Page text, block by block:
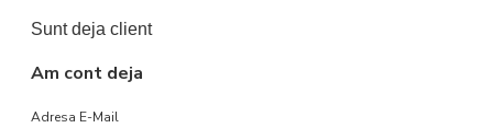
Sunt deja client
Am cont deja
Adresa E-Mail